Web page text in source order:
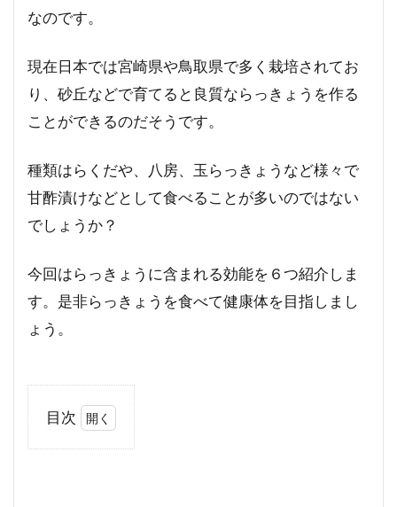
なのです。
現在日本では宮崎県や鳥取県で多く栽培されてお
り、砂丘などで育てると良質ならっきょうを作る
ことができるのだそうです。
種類はらくだや、八房、玉らっきょうなど様々で
甘酢漬けなどとして食べることが多いのではない
でしょうか？
今回はらっきょうに含まれる効能を６つ紹介しま
す。是非らっきょうを食べて健康体を目指しまし
ょう。
目次